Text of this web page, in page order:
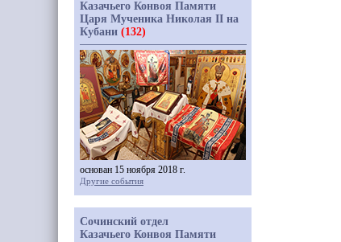
Казачьего Конвоя Памяти
Царя Мученика Николая II на
Кубани (132)
основан 15 ноября 2018 г.
Другие события
Сочинский отдел
Казачьего Конвоя Памяти